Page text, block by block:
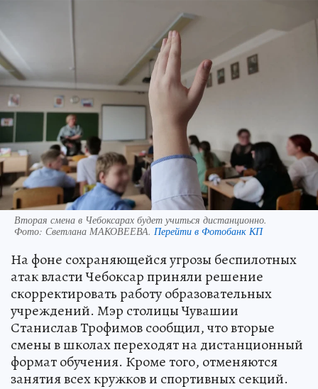
Вторая смена в Чебоксарах будет учиться дистанционно.
Фото: Светлана МАКОВЕЕВА. Перейти в Фотобанк КП
На фоне сохраняющейся угрозы беспилотных
атак власти Чебоксар приняли решение
скорректировать работу образовательных
учреждений. Мэр столицы Чувашии
Станислав Трофимов сообщил, что вторые
смены в школах переходят на дистанционный
формат обучения. Кроме того, отменяются
занятия всех кружков и спортивных секций.